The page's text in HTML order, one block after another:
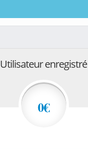
Utilisateur enregistré
0€